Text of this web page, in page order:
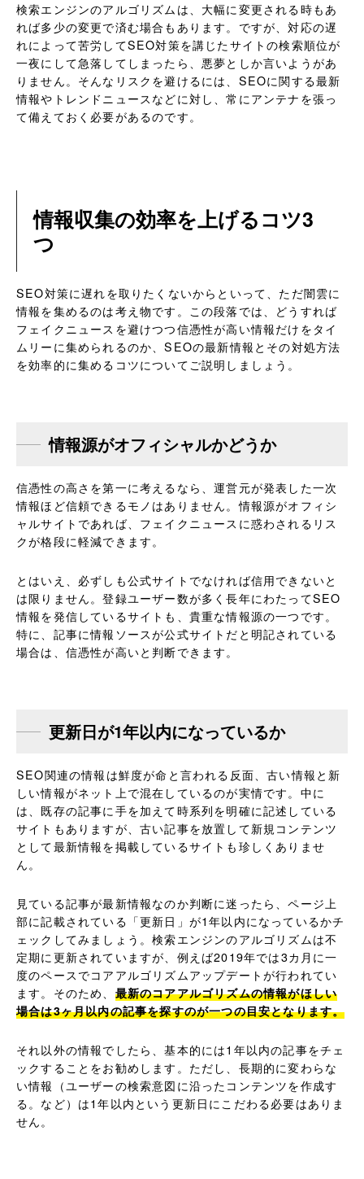
検索エンジンのアルゴリズムは、大幅に変更される時もあ
れば多少の変更で済む場合もあります。ですが、対応の遅
れによって苦労してSEO対策を講じたサイトの検索順位が
一夜にして急落してしまったら、悪夢としか言いようがあ
りません。そんなリスクを避けるには、SEOに関する最新
情報やトレンドニュースなどに対し、常にアンテナを張っ
て備えておく必要があるのです。
情報収集の効率を上げるコツ3
つ
SEO対策に遅れを取りたくないからといって、ただ闇雲に
情報を集めるのは考え物です。この段落では、どうすれば
フェイクニュースを避けつつ信憑性が高い情報だけをタイ
ムリーに集められるのか、SEOの最新情報とその対処方法
を効率的に集めるコツについてご説明しましょう。
情報源がオフィシャルかどうか
信憑性の高さを第一に考えるなら、運営元が発表した一次
情報ほど信頼できるモノはありません。情報源がオフィシ
ャルサイトであれば、フェイクニュースに惑わされるリス
クが格段に軽減できます。
とはいえ、必ずしも公式サイトでなければ信用できないと
は限りません。登録ユーザー数が多く長年にわたってSEO
情報を発信しているサイトも、貴重な情報源の一つです。
特に、記事に情報ソースが公式サイトだと明記されている
場合は、信憑性が高いと判断できます。
更新日が1年以内になっているか
SEO関連の情報は鮮度が命と言われる反面、古い情報と新
しい情報がネット上で混在しているのが実情です。中に
は、既存の記事に手を加えて時系列を明確に記述している
サイトもありますが、古い記事を放置して新規コンテンツ
として最新情報を掲載しているサイトも珍しくありませ
ん。
見ている記事が最新情報なのか判断に迷ったら、ページ上
部に記載されている「更新日」が1年以内になっているかチ
ェックしてみましょう。検索エンジンのアルゴリズムは不
定期に更新されていますが、例えば2019年では3カ月に一
度のペースでコアアルゴリズムアップデートが行われてい
ます。そのため、 最新のコアアルゴリズムの情報がほしい
場合は3ヶ月以内の記事を探すのが一つの目安となります。
それ以外の情報でしたら、基本的には1年以内の記事をチェ
ックすることをお勧めします。ただし、長期的に変わらな
い情報（ユーザーの検索意図に沿ったコンテンツを作成す
る。など）は1年以内という更新日にこだわる必要はありま
せん。